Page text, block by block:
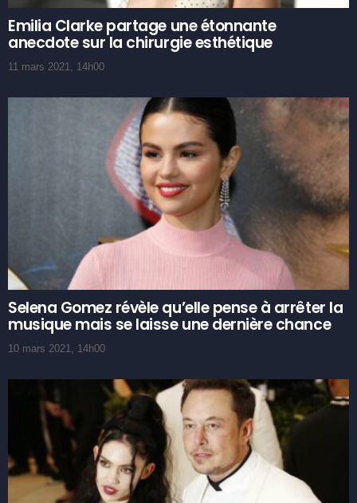
Emilia Clarke partage une étonnante
anecdote sur la chirurgie esthétique
11 mars 2021, 14h00
Selena Gomez révèle qu’elle pense à arrêter la
musique mais se laisse une dernière chance
10 mars 2021, 14h00